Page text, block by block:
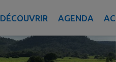
DÉCOUVRIR AGENDA